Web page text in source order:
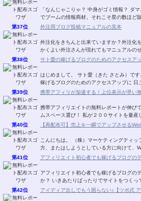
「なんじゃこりゃ？ 中身がゴミ情報？ ダ
第37位
外注用ブログ投稿マニュアルの見本
外注化をきちんと出来ていますか？外注化
かくよい外注さんが現れてもマニュアルの
第38位
サト愛の稼げるブログのためのアクセスア
はじめまして。 サト愛（きた さとみ）です。 わたしは、ブログとメルマガのアフィリエイトを 楽しんでいます。 このレポートでは、
稼げるブログのためのアクセスアップに
第39位
携帯アフィリが加速する！上位表示が早い
携帯アフィリエイトの無料レポートが伸び
ムスペース選び！ 私が２０
第40位
【再配布可】売上を一瞬でアップさせる
こんにちは。 （株）マーケティングティップスジャパン代表の寺本隆裕
第41位 アフィリエイト初心者でも稼げるブログの
アフィリエイト初心者でも稼げるブログのテーマを決める方法【特典付き】
第42位 アイディア出しでもう困らない♪【ツボ式 ア